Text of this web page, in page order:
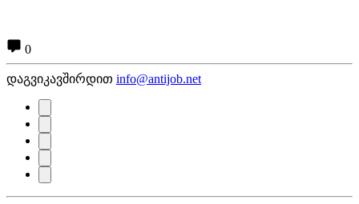
0
დაგვიკავშირდით info@antijob.net